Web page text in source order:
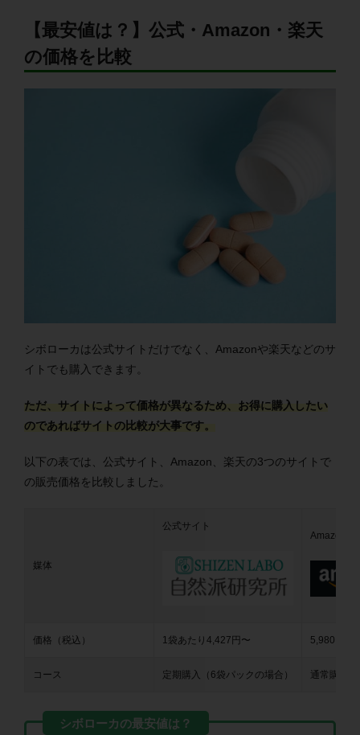
【最安値は？】公式・Amazon・楽天
の価格を比較
シボローカは公式サイトだけでなく、Amazonや楽天などのサ
イトでも購入できます。
ただ、サイトによって価格が異なるため、お得に購入したい
のであればサイトの比較が大事です。
以下の表では、公式サイト、Amazon、楽天の3つのサイトで
の販売価格を比較しました。
媒体
公式サイト
Amazon
価格（税込） 1袋あたり4,427円〜 5,980円〜
コース 定期購入（6袋パックの場合） 通常購入